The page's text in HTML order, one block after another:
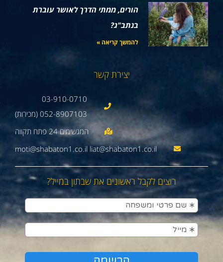
הורים, ממתי הדרך לאושר עוברת
בנתב"ג?
להמשך קריאה »
יצירת קשר
03-910-0710
052-8907103 (מכירות)
moti@shabaton1.co.il liat@shabaton1.co.il
רוצים לקבל ראשונים את שבתון במייל?